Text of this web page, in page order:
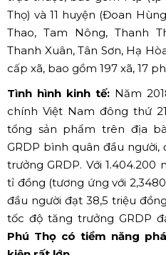
Thọ) và 11 huyện (Đoan
Thao, Tam Nông, Thanh
Thanh Xuân, Tân Sơn, Hạ
cấp xã, bao gồm 197 xã, 17
Tình hình kinh tế: Năm
chính Việt Nam đông thứ
tổng sản phẩm trên địa
GRDP bình quân đầu
trưởng GRDP. Với 1.404.200
tỉ đồng (tương ứng với
đầu người đạt 38,5 triệu
tốc độ tăng trưởng GRDP
Phú Thọ có tiềm năng